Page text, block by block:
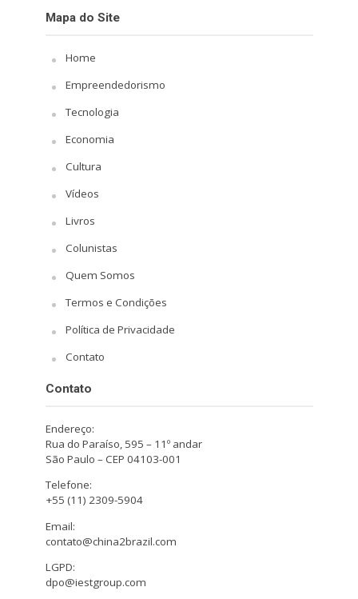
Mapa do Site
Home
Empreendedorismo
Tecnologia
Economia
Cultura
Vídeos
Livros
Colunistas
Quem Somos
Termos e Condições
Política de Privacidade
Contato
Contato
Endereço:
Rua do Paraíso, 595 – 11º andar
São Paulo – CEP 04103-001
Telefone:
+55 (11) 2309-5904
Email:
contato@china2brazil.com
LGPD:
dpo@iestgroup.com